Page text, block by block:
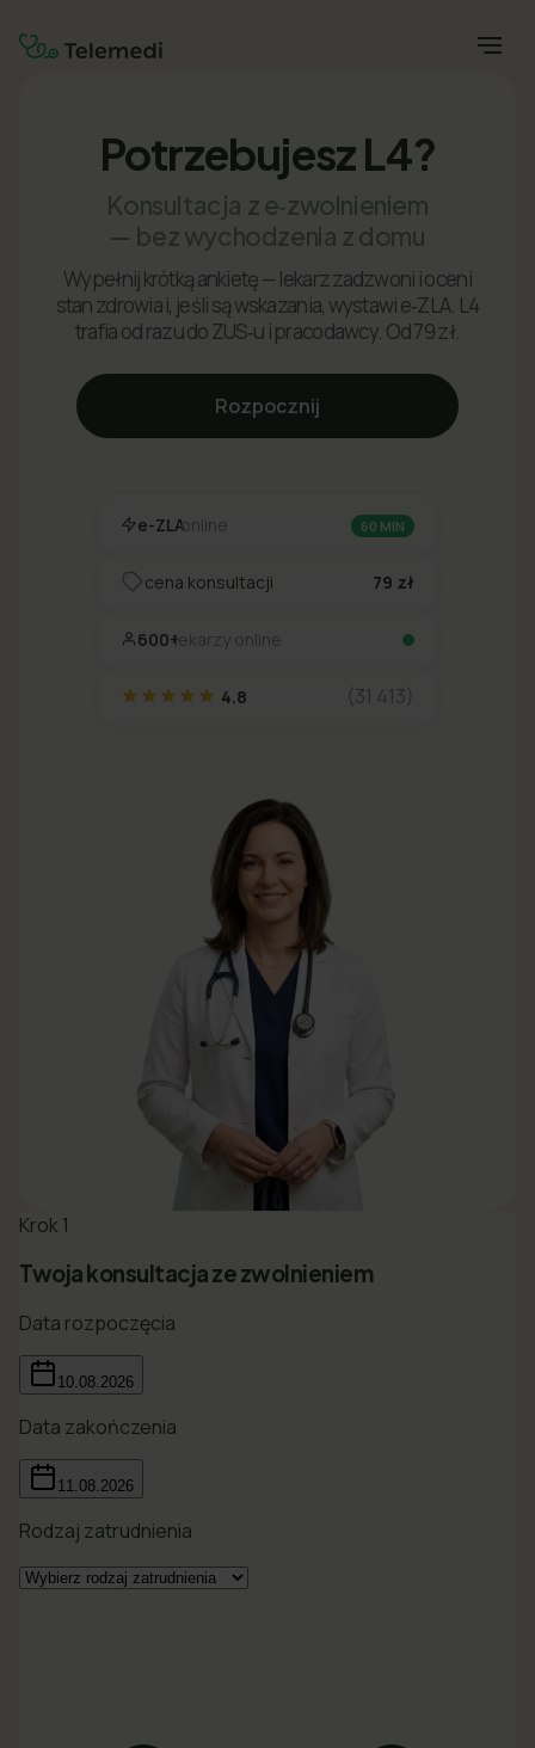
Potrzebujesz L4?
Konsultacja z e‑zwolnieniem
— bez wychodzenia z domu
Wypełnij krótką ankietę — lekarz zadzwoni i oceni
stan zdrowia i, jeśli są wskazania, wystawi e‑ZLA. L4
trafia od razu do ZUS‑u i pracodawcy. Od 79 zł.
Rozpocznij
e-ZLAonline 60 MIN
cena konsultacji 79 zł
600+lekarzy online
4.8 (31 413)